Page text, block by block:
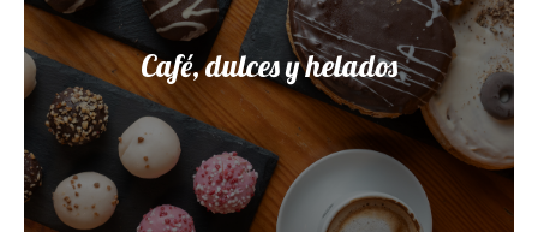
Café, dulces y helados